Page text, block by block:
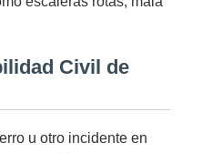
Civil de
u otro incidente en